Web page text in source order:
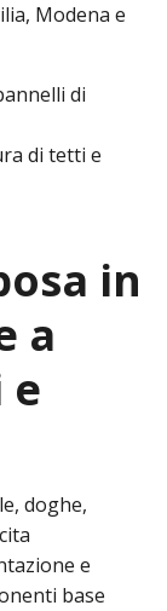
Modena e
di
di tetti e
in
a
e
doghe,
e
base